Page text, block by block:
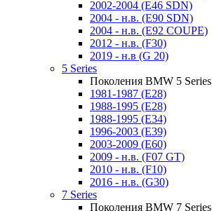
2002-2004 (E46 SDN)
2004 - н.в. (E90 SDN)
2004 - н.в. (E92 COUPE)
2012 - н.в. (F30)
2019 - н.в (G 20)
5 Series
Поколения BMW 5 Series
1981-1987 (E28)
1988-1995 (E28)
1988-1995 (E34)
1996-2003 (E39)
2003-2009 (E60)
2009 - н.в. (F07 GT)
2010 - н.в. (F10)
2016 - н.в. (G30)
7 Series
Поколения BMW 7 Series